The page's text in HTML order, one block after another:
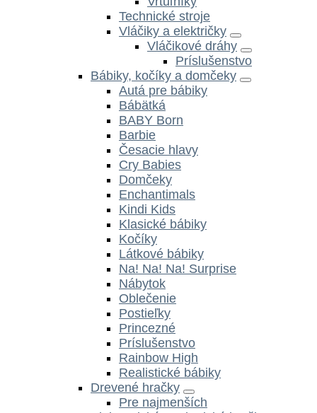
Technické stroje
Vláčiky a električky
Vláčikové dráhy
Príslušenstvo
Bábiky, kočíky a domčeky
Autá pre bábiky
Bábätká
BABY Born
Barbie
Česacie hlavy
Cry Babies
Domčeky
Enchantimals
Kindi Kids
Klasické bábiky
Kočíky
Látkové bábiky
Na! Na! Na! Surprise
Nábytok
Oblečenie
Postieľky
Princezné
Príslušenstvo
Rainbow High
Realistické bábiky
Drevené hračky
Pre najmenších